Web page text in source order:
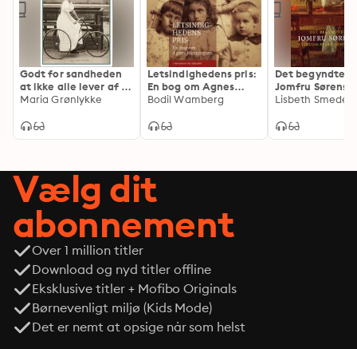
rigdom og økonomisk ruin, højt humør og dyb
fortvivlelse, hvad enten man befinder sig i Norge, i
Sverige, i Danmark eller på Villa Ibsen, familiens store
og på alle måder vildtvoksende og vidtfavnende
domicil i Italien.
Godt for sandheden
at ikke alle lever af at
sælge flæsk: En
om Ellen Hørup
Maria Grønlykke
Letsindighedens pris:
En bog om Agnes
Henningsen
Bodil Wamberg
Det begyndte
Jomfru
Vælg dit
abonnement
Over 1 million titler
Download og nyd titler offline
Eksklusive titler + Mofibo Originals
Børnevenligt miljø (Kids Mode)
Det er nemt at opsige når som helst